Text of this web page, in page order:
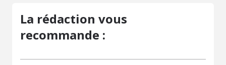
La rédaction vous
recommande :